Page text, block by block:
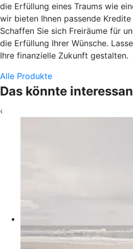
die Erfüllung eines Traums wie
wir bieten Ihnen passende
Schaffen Sie sich Freiräume für
die Erfüllung Ihrer Wünsche.
Ihre finanzielle Zukunft gestalten.
Alle Produkte
Das könnte
‹